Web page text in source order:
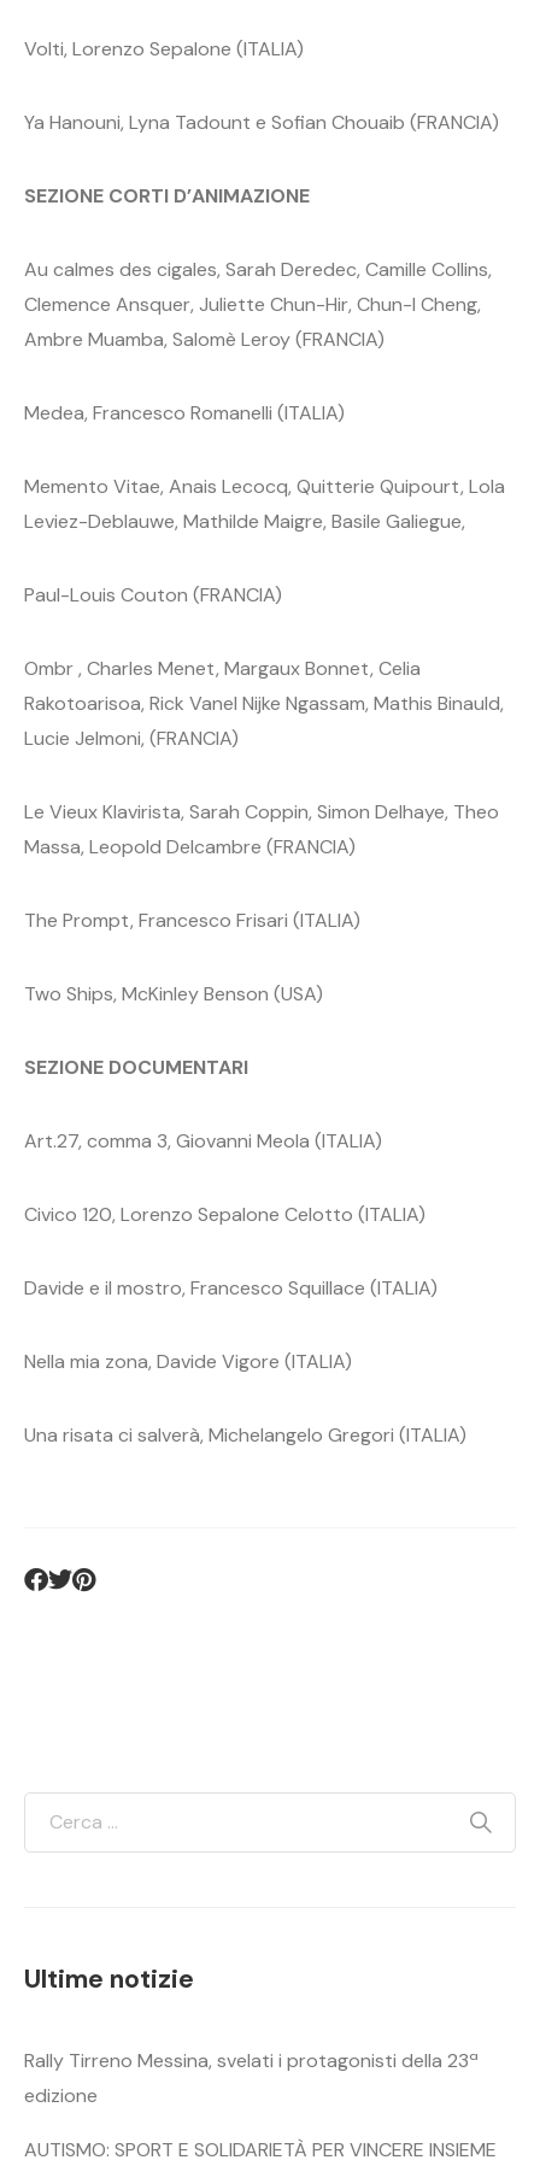
Volti, Lorenzo Sepalone (ITALIA)
Ya Hanouni, Lyna Tadount e Sofian Chouaib (FRANCIA)
SEZIONE CORTI D’ANIMAZIONE
Au calmes des cigales, Sarah Deredec, Camille Collins,
Clemence Ansquer, Juliette Chun-Hir, Chun-I Cheng,
Ambre Muamba, Salomè Leroy (FRANCIA)
Medea, Francesco Romanelli (ITALIA)
Memento Vitae, Anais Lecocq, Quitterie Quipourt, Lola
Leviez-Deblauwe, Mathilde Maigre, Basile Galiegue,
Paul-Louis Couton (FRANCIA)
Ombr , Charles Menet, Margaux Bonnet, Celia
Rakotoarisoa, Rick Vanel Nijke Ngassam, Mathis Binauld,
Lucie Jelmoni, (FRANCIA)
Le Vieux Klavirista, Sarah Coppin, Simon Delhaye, Theo
Massa, Leopold Delcambre (FRANCIA)
The Prompt, Francesco Frisari (ITALIA)
Two Ships, McKinley Benson (USA)
SEZIONE DOCUMENTARI
Art.27, comma 3, Giovanni Meola (ITALIA)
Civico 120, Lorenzo Sepalone Celotto (ITALIA)
Davide e il mostro, Francesco Squillace (ITALIA)
Nella mia zona, Davide Vigore (ITALIA)
Una risata ci salverà, Michelangelo Gregori (ITALIA)
Ultime notizie
Rally Tirreno Messina, svelati i protagonisti della 23ª
edizione
AUTISMO: SPORT E SOLIDARIETÀ PER VINCERE INSIEME